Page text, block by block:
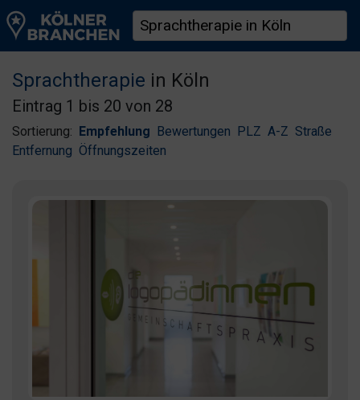
Sprachtherapie in Köln
Eintrag 1 bis 20 von 28
Sortierung: Empfehlung Bewertungen PLZ A-Z Straße
Entfernung Öffnungszeiten